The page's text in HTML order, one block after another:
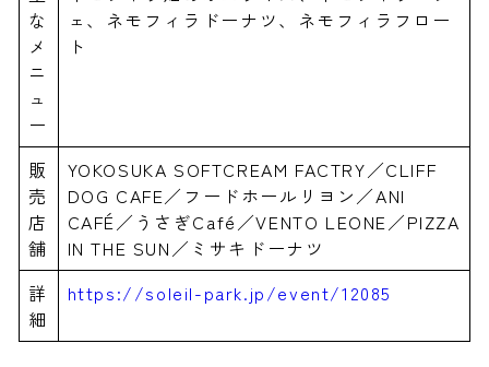
な
メ
ニ
ュ
ー
ェ、ネモフィラドーナツ、ネモフィラフロー
ト
販
売
店
舗
YOKOSUKA SOFTCREAM FACTRY／CLIFF
DOG CAFE／フードホールリヨン／ANI
CAFÉ／うさぎCafé／VENTO LEONE／PIZZA
IN THE SUN／ミサキドーナツ
詳
細
https://soleil-park.jp/event/12085